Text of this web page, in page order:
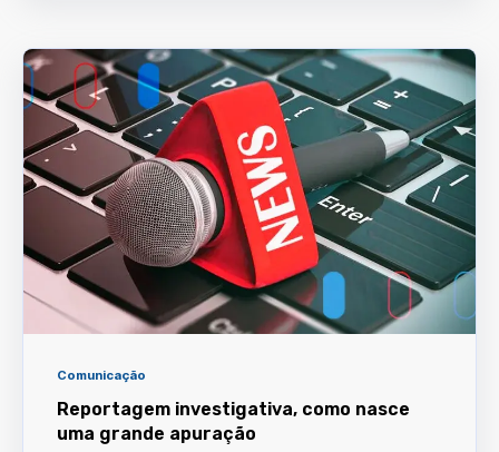
Comunicação
Reportagem investigativa, como nasce
uma grande apuração